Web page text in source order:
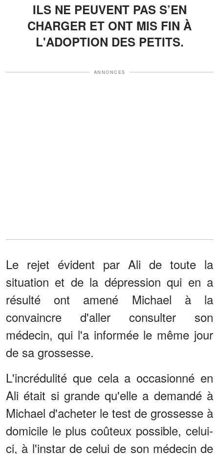
ILS NE PEUVENT PAS S’EN
CHARGER ET ONT MIS FIN À
L'ADOPTION DES PETITS.
ANNONCES
Le rejet évident par Ali de toute la
situation et de la dépression qui en a
résulté ont amené Michael à la
convaincre d'aller consulter son
médecin, qui l'a informée le même jour
de sa grossesse.
L'incrédulité que cela a occasionné en
Ali était si grande qu'elle a demandé à
Michael d'acheter le test de grossesse à
domicile le plus coûteux possible, celui-
ci, à l'instar de celui de son médecin de